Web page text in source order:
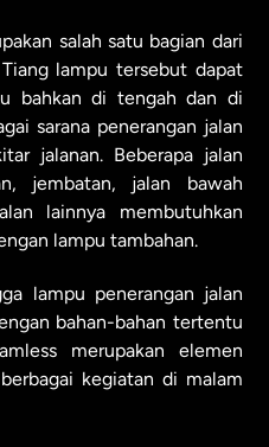
salah satu bagian dari
lampu tersebut dapat
bahkan di tengah dan di
sarana penerangan jalan
jalanan. Beberapa jalan
jembatan, jalan bawah
lainnya membutuhkan
lampu tambahan.
lampu penerangan jalan
bahan-bahan tertentu
merupakan elemen
kegiatan di malam